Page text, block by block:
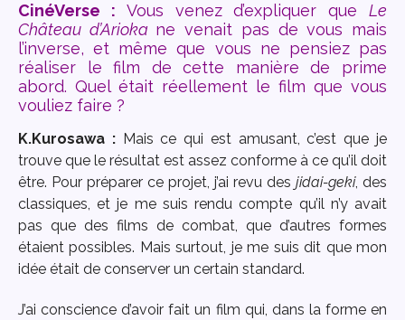
CinéVerse : Vous venez d’expliquer queLe
Château d’Arioka ne venait pas de vous mais
l’inverse, et même que vous ne pensiez pas
réaliser le film de cette manière de prime
abord. Quel était réellement le film que vous
vouliez faire ?
K.Kurosawa :Mais ce qui est amusant, c’est que je
trouve que le résultat est assez conforme à ce qu’il doit
être. Pour préparer ce projet, j’ai revu des jidai-geki, des
classiques, et je me suis rendu compte qu’il n’y avait
pas que des films de combat, que d’autres formes
étaient possibles. Mais surtout, je me suis dit que mon
idée était de conserver un certain standard.
J’ai conscience d’avoir fait un film qui, dans la forme en